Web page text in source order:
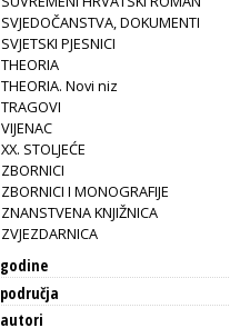
SVJEDOČANSTVA, DOKUMENTI
SVJETSKI PJESNICI
THEORIA
THEORIA. Novi niz
TRAGOVI
VIJENAC
XX. STOLJEĆE
ZBORNICI
ZBORNICI I MONOGRAFIJE
ZNANSTVENA KNJIŽNICA
ZVJEZDARNICA
godine
područja
autori